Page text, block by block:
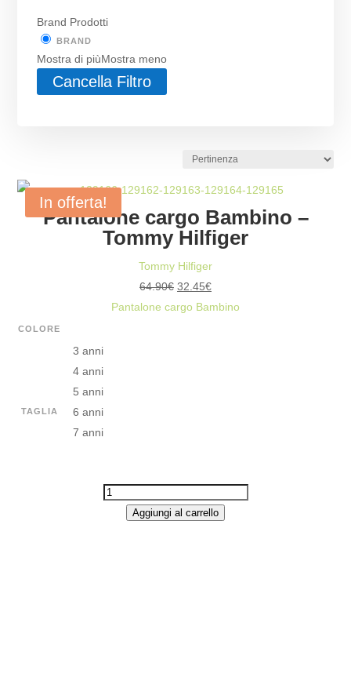
Brand Prodotti
BRAND
Mostra di piùMostra meno
Cancella Filtro
In offerta!
Pantalone cargo Bambino –
Tommy Hilfiger
Tommy Hilfiger
64.90€ Il
prezzo
32.45€Il
prezzo
Pantalone cargo Bambino
COLORE
TAGLIA
3 anni
4 anni
5 anni
6 anni
7 anni
PANTALONE
CARGOAggiungi al carrello